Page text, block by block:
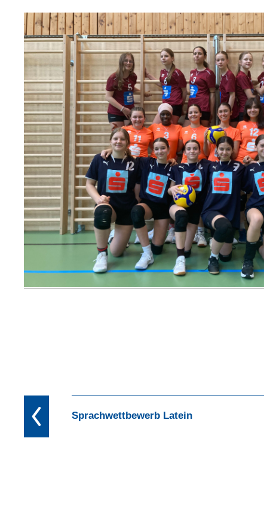
Sprachwettbewerb Latein